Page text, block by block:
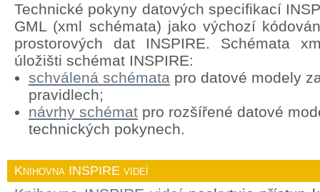
Technické pokyny datových specifikací
GML (xml schémata) jako výchozí
prostorových dat INSPIRE. Schémata
úložišti schémat INSPIRE:
schválená schémata pro datové modely
pravidlech;
návrhy schémat pro rozšířené datové
technických pokynech.
Knihovna INSPIRE videí